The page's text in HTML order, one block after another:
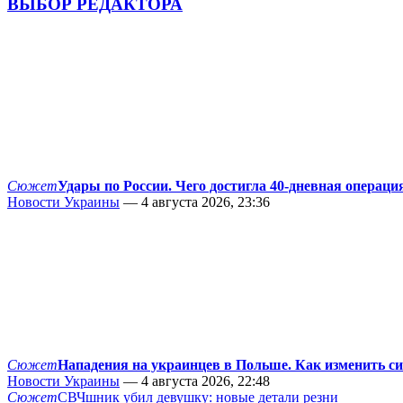
ВЫБОР РЕДАКТОРА
СюжетУдары по России. Чего достигла 40-дневная
Новости Украины — 4 августа 2026, 23:36
СюжетНападения на украинцев в Польше. Как изменить
Новости Украины — 4 августа 2026, 22:48
СюжетСВЧшник убил девушку: новые детали резни